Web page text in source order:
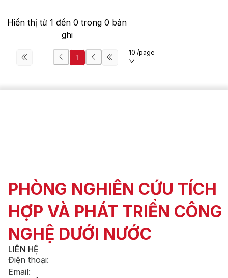
Hiển thị từ 1 đến 0 trong 0 bản
ghi
1
10 /page
PHÒNG NGHIÊN CỨU TÍCH
HỢP VÀ PHÁT TRIỂN CÔNG
NGHỆ DƯỚI NƯỚC
LIÊN HỆ
Điện thoại:
Email: